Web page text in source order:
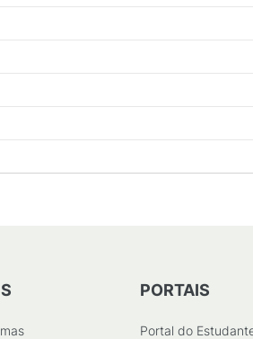
PORTAIS
Portal do